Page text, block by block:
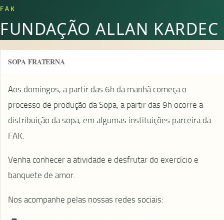
FAK
FUNDAÇÃO ALLAN KARDEC
SOPA FRATERNA
Aos domingos, a partir das 6h da manhã começa o
processo de produção da Sopa, a partir das 9h ocorre a
distribuição da sopa, em algumas instituições parceira da
FAK.
Venha conhecer a atividade e desfrutar do exercício e
banquete de amor.
Nos acompanhe pelas nossas redes sociais: